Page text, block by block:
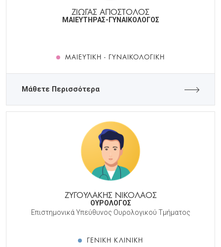
ΖΙΩΓΑΣ ΑΠΟΣΤΟΛΟΣ
ΜΑΙΕΥΤΗΡΑΣ-ΓΥΝΑΙΚΟΛΟΓΟΣ
ΜΑΙΕΥΤΙΚΉ - ΓΥΝΑΙΚΟΛΟΓΙΚΉ
Μάθετε Περισσότερα
ΖΥΓΟΥΛΑΚΗΣ ΝΙΚΟΛΑΟΣ
ΟΥΡΟΛΟΓΟΣ
Επιστημονικά Υπεύθυνος Ουρολογικού Τμήματος
ΓΕΝΙΚΉ ΚΛΙΝΙΚΉ